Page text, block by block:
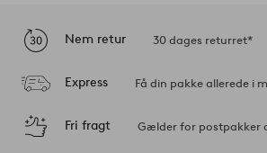
Nem retur 30 dages returret*
Express Få din pakke allerede i
Fri fragt Gælder for postpakker